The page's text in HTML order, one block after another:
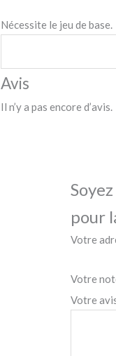
Nécessite le jeu de base.
Avis
Il n’y a pas encore d’avis.
pour
Votre
Votre
Votre